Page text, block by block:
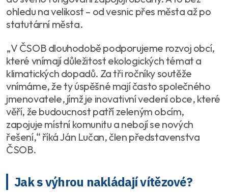
ohledu na velikost – od vesnic přes města až po
statutární města.
„V ČSOB dlouhodobě podporujeme rozvoj obcí,
které vnímají důležitost ekologických témat a
klimatických dopadů. Za tři ročníky soutěže
vnímáme, že ty úspěšné mají často společného
jmenovatele, jímž je inovativní vedení obce, které
věří, že budoucnost patří zeleným obcím,
zapojuje místní komunitu a nebojí se nových
řešení,“ říká Ján Lučan, člen představenstva
ČSOB.
Jak s výhrou nakládají vítězové?